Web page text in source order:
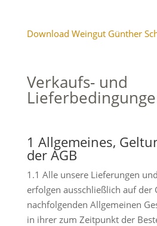
Download Weingut Günther
Verkaufs- und
1 Allgemeines,
der AGB
1.1 Alle unsere Lieferungen
erfolgen ausschließlich auf der
nachfolgenden Allgemeinen
in ihrer zum Zeitpunkt der